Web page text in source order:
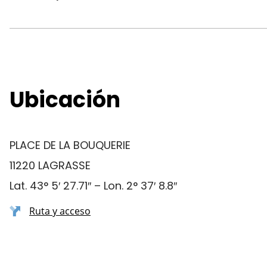
Ubicación
PLACE DE LA BOUQUERIE
11220 LAGRASSE
Lat. 43° 5′ 27.71″ – Lon. 2° 37′ 8.8″
Ruta y acceso